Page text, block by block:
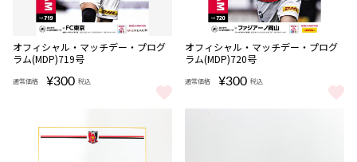
完売
オフィシャル・マッチデー・プログ
ラム(MDP)719号
通常価格 ¥300 税込
オフィシャル・マッチデー・プログラム(MDP)719号 をもっと見る
完売
オフィシャル・マッチデー・プログ
ラム(MDP)720号
通常価格 ¥300 税込
オフィシャル・マッチデー・プ